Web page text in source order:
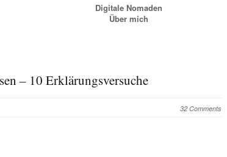
Digitale Nomaden
Über mich
– 10 Erklärungsversuche
32 Comments